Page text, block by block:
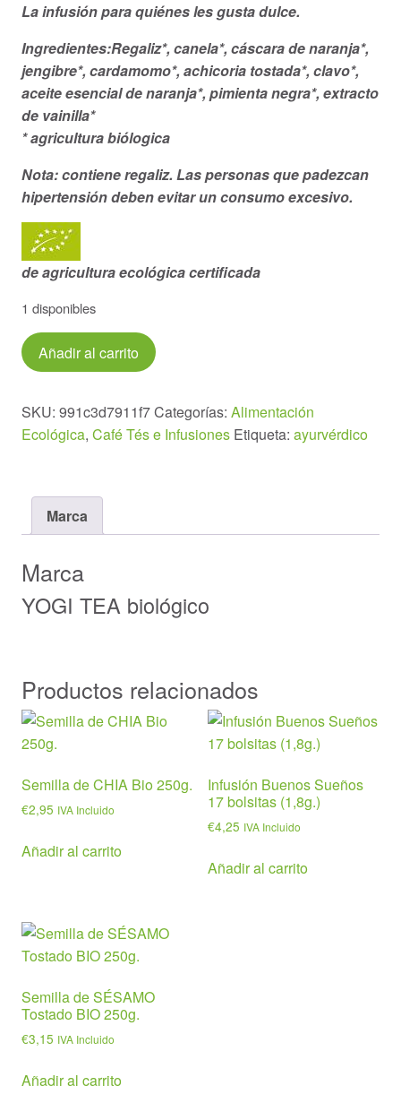
La infusión para quiénes les gusta dulce.
Ingredientes:Regaliz*, canela*, cáscara de naranja*,
jengibre*, cardamomo*, achicoria tostada*, clavo*,
aceite esencial de naranja*, pimienta negra*, extracto
de vainilla*
* agricultura biólogica
Nota: contiene regaliz. Las personas que padezcan
hipertensión deben evitar un consumo excesivo.
de agricultura ecológica certificada
1 disponibles
Infusión
Regaliz
bolsitas(1,8g.)
cantidad
Añadir al carrito
SKU: 991c3d7911f7Categorías: Alimentación
Ecológica, Café Tés e Infusiones Etiqueta: ayurvérdico
Marca
Marca
YOGI TEA biológico
Productos relacionados
Semilla de CHIA Bio 250g.
€2,95 IVA Incluido
Añadir al carrito
Infusión Buenos Sueños
17 bolsitas (1,8g.)
€4,25 IVA Incluido
Añadir al carrito
Semilla de SÉSAMO
Tostado BIO 250g.
€3,15 IVA Incluido
Añadir al carrito